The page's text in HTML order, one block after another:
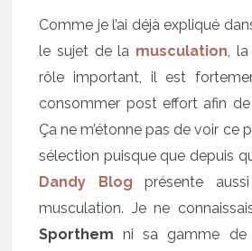
Comme je l’ai déjà expliqué
le sujet de la musculation, la
rôle important, il est
consommer post effort afin de
Ça ne m’étonne pas de voir ce
sélection puisque que depuis
Dandy Blog présente
musculation. Je ne
Sporthem ni sa gamme de